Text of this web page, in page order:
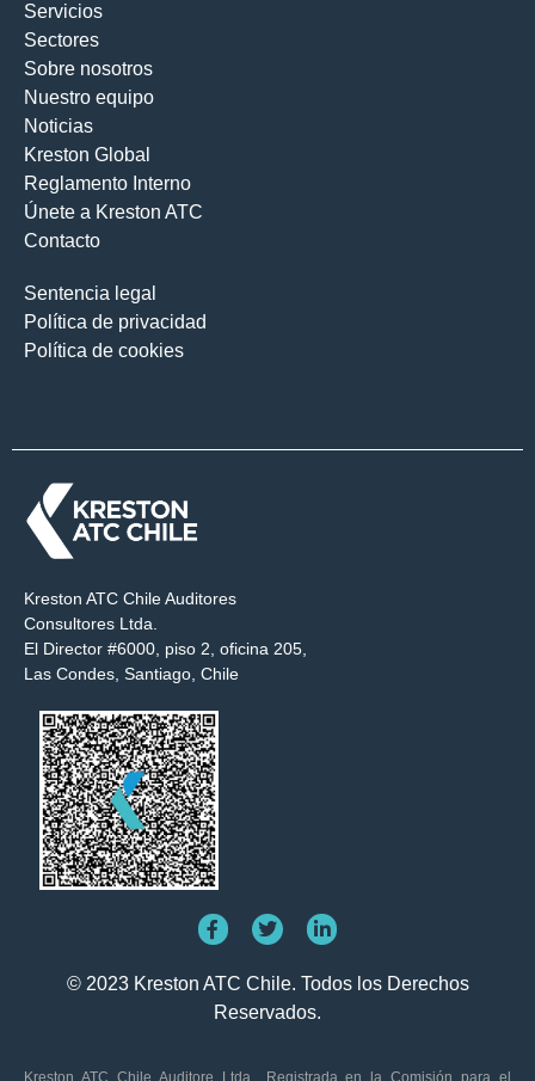
Servicios
Sectores
Sobre nosotros
Nuestro equipo
Noticias
Kreston Global
Reglamento Interno
Únete a Kreston ATC
Contacto
Sentencia legal
Política de privacidad
Política de cookies
© 2023 Kreston ATC Chile. Todos los Derechos
Reservados.
Kreston ATC Chile Auditores
Consultores Ltda.
El Director #6000, piso 2, oficina 205,
Las Condes, Santiago, Chile
Kreston ATC Chile Auditore Ltda., Registrada en la Comisión para el